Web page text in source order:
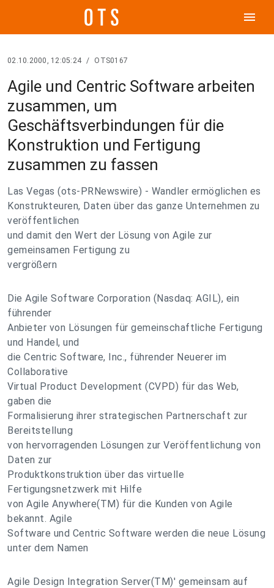
menu
02.10.2000, 12:05:24 / OTS0167
Agile und Centric Software arbeiten
zusammen, um
Geschäftsverbindungen für die
Konstruktion und Fertigung
zusammen zu fassen
Las Vegas (ots-PRNewswire) - Wandler ermöglichen es
Konstrukteuren, Daten über das ganze Unternehmen zu
veröffentlichen
und damit den Wert der Lösung von Agile zur
gemeinsamen Fertigung zu
vergrößern
Die Agile Software Corporation (Nasdaq: AGIL), ein
führender
Anbieter von Lösungen für gemeinschaftliche Fertigung
und Handel, und
die Centric Software, Inc., führender Neuerer im
Collaborative
Virtual Product Development (CVPD) für das Web,
gaben die
Formalisierung ihrer strategischen Partnerschaft zur
Bereitstellung
von hervorragenden Lösungen zur Veröffentlichung von
Daten zur
Produktkonstruktion über das virtuelle
Fertigungsnetzwerk mit Hilfe
von Agile Anywhere(TM) für die Kunden von Agile
bekannt. Agile
Software und Centric Software werden die neue Lösung
unter dem Namen
Agile Design Integration Server(TM)' gemeinsam auf